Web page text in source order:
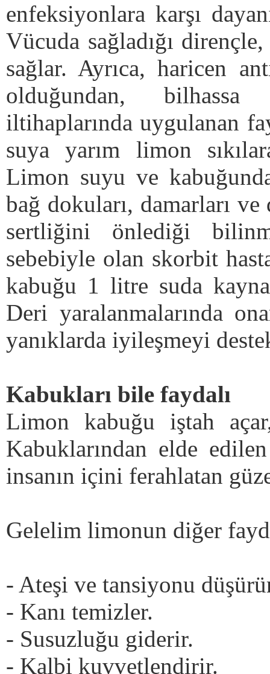
enfeksiyonlara karşı
Vücuda sağladığı dirençle,
sağlar. Ayrıca, haricen
olduğundan,
iltihaplarında uygulanan
suya yarım limon
Limon suyu ve
bağ dokuları, damarları
sertliğini önlediği
sebebiyle olan skorbit
kabuğu 1 litre suda
Deri yaralanmalarında
yanıklarda iyileşmeyi
Kabukları bile faydalı
Limon kabuğu iştah
Kabuklarından elde
insanın içini ferahlatan
Gelelim limonun diğer
- Ateşi ve tansiyonu
- Kanı temizler.
- Susuzluğu giderir.
- Kalbi kuvvetlendirir.